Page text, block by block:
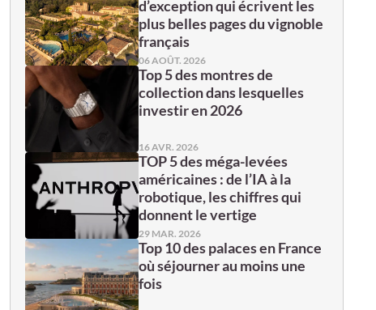
d’exception qui écrivent les
plus belles pages du vignoble
français
06 AOÛT. 2026
Top 5 des montres de
collection dans lesquelles
investir en 2026
16 AVR. 2026
TOP 5 des méga-levées
américaines : de l’IA à la
robotique, les chiffres qui
donnent le vertige
29 MAR. 2026
Top 10 des palaces en France
où séjourner au moins une
fois